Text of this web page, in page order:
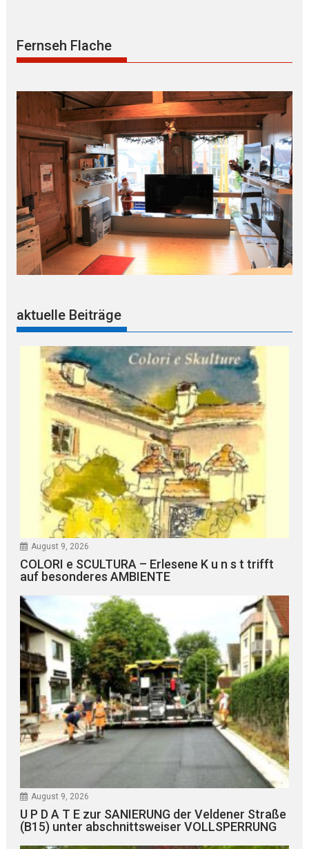
Fernseh Flache
aktuelle Beiträge
August 9, 2026
COLORI e SCULTURA – Erlesene K u n s t trifft
auf besonderes AMBIENTE
August 9, 2026
U P D A T E zur SANIERUNG der Veldener Straße
(B15) unter abschnittsweiser VOLLSPERRUNG